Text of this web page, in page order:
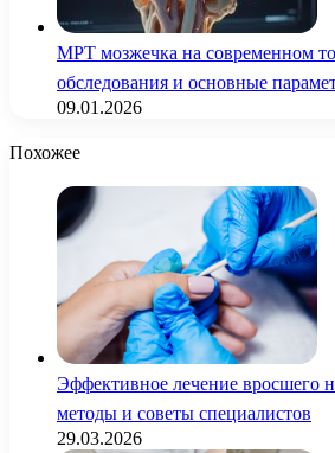
МРТ мозжечка на современном
обследования и основные
09.01.2026
Похожее
Эффективное лечение вросшего
методы и советы специалистов
29.03.2026